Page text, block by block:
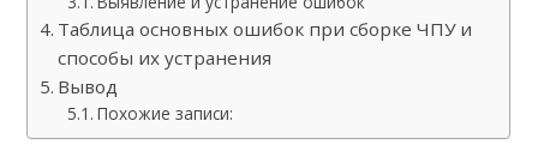
Таблица основных ошибок при сборке ЧПУ и
способы их устранения
Вывод
Похожие записи: